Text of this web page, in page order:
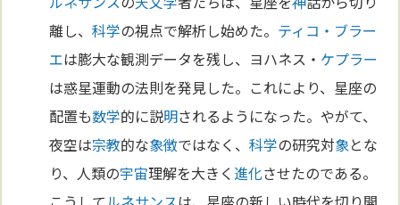
離し、科学の視点で解析し始めた。 ティコ・ブラー
エは膨大な観測データを残し、ヨハネス・ ケプラー
は惑星運動の法則を発見した。これにより、星座の
配置も数学的に説明されるようになった。やがて、
夜空は宗教的な象徴ではなく、科学の研究対象とな
り、人類の宇宙理解を大きく進化させたのである。